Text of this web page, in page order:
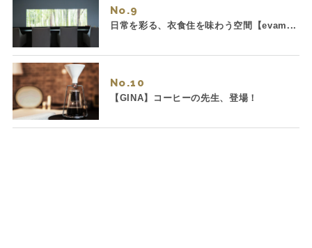
No.
日常を彩る、衣食住を味わう空間【evam...
No.
【GINA】コーヒーの先生、登場！